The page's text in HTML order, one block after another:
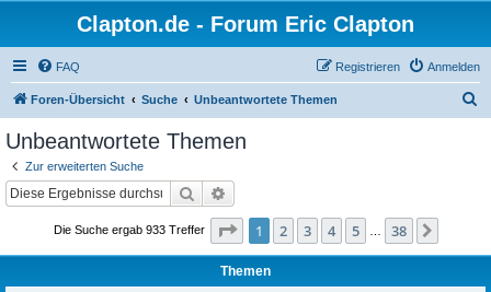
Clapton.de - Forum Eric Clapton
FAQ Anmelden
Registrieren
Foren-Übersicht Suche Unbeantwortete Themen
Unbeantwortete Themen
Zur erweiterten Suche
Suche
Die Suche ergab 933 Treffer Seite 1von 38
1 2 3 4 5 38
Themen